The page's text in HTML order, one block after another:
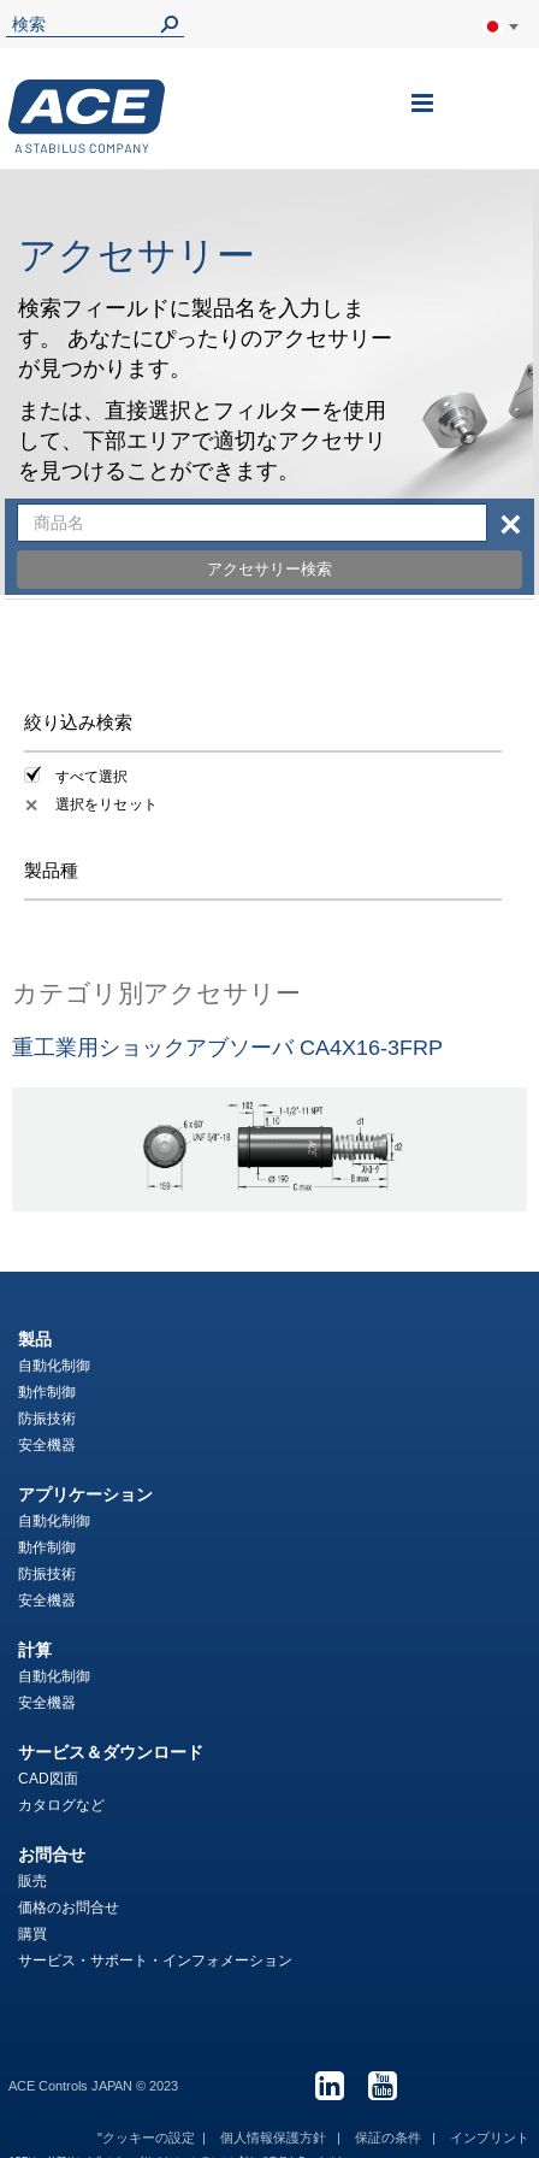
ナ
アクセサリー
検索フィールドに製品名を入力しま
す。 あなたにぴったりのアクセサリー
が見つかります。
または、直接選択とフィルターを使用
して、下部エリアで適切なアクセサリ
を見つけることができます。
アクセサリー検索
×
絞り込み検索
すべて選択
✕ 選択をリセット
製品種
カテゴリ別アクセサリー
重工業用ショックアブソーバ CA4X16-3FRP
製品
自動化制御
動作制御
防振技術
安全機器
アプリケーション
自動化制御
動作制御
防振技術
安全機器
計算
自動化制御
安全機器
サービス＆ダウンロード
CAD図面
カタログなど
お問合せ
販売
価格のお問合せ
購買
サービス・サポート・インフォメーション
ACE Controls JAPAN © 2023
"クッキーの設定 個人情報保護方針 保証の条件 インプリント